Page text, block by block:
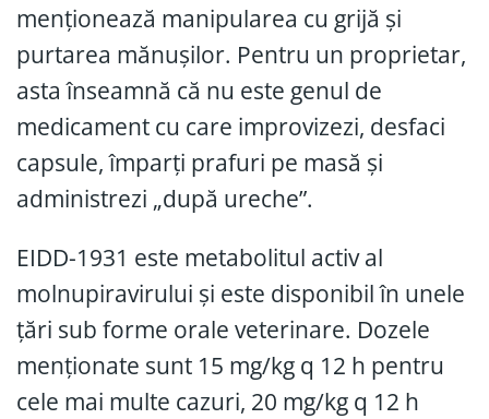
menționează manipularea cu grijă și
purtarea mănușilor. Pentru un proprietar,
asta înseamnă că nu este genul de
medicament cu care improvizezi, desfaci
capsule, împarți prafuri pe masă și
administrezi „după ureche”.
EIDD-1931 este metabolitul activ al
molnupiravirului și este disponibil în unele
țări sub forme orale veterinare. Dozele
menționate sunt 15 mg/kg q 12 h pentru
cele mai multe cazuri, 20 mg/kg q 12 h